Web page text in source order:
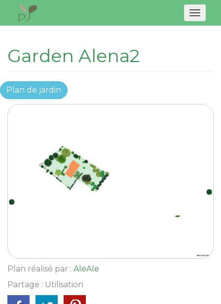
Garden Alena2
Plan de jardin
Plan réalisé par : AleAle
Partage : Utilisation